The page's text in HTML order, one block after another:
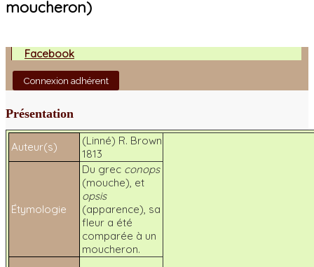
Facebook
Connexion adhérent
moucheron)
Présentation
Auteur(s)
(Linné) R. Brown
1813
Étymologie
Du grec conops
(mouche), et
opsis
(apparence), sa
fleur a été
comparée à un
moucheron.